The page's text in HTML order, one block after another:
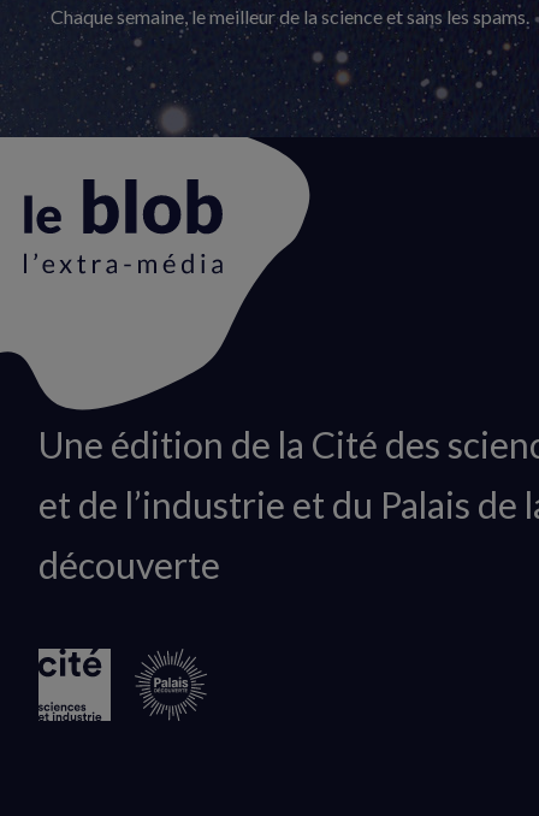
Chaque semaine, le meilleur de la science et sans les spams.
Animation
logo
Une édition de la Cité des
et de l’industrie et du Palais de
découverte